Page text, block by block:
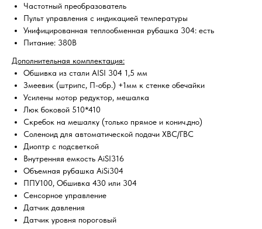
Частотный преобразователь
Пульт управления с индикацией температуры
Унифицированная теплообменная рубашка 304: есть
Питание: 380В
Дополнительная комплектация:
Обшивка из стали AISI 304 1,5 мм
Змеевик (штрипс, П-обр.) +1мм к стенке обечайки
Усилены мотор редуктор, мешалка
Люк боковой 510*410
Скребок на мешалку (только прямое и конич.дно)
Соленоид для автоматической подачи ХВС/ГВС
Диоптр с подсветкой
Внутренняя емкость AiSI316
Объемная рубашка AiSi304
ППУ100, Обшивка 430 или 304
Сенсорное управление
Датчик давления
Датчик уровня пороговый